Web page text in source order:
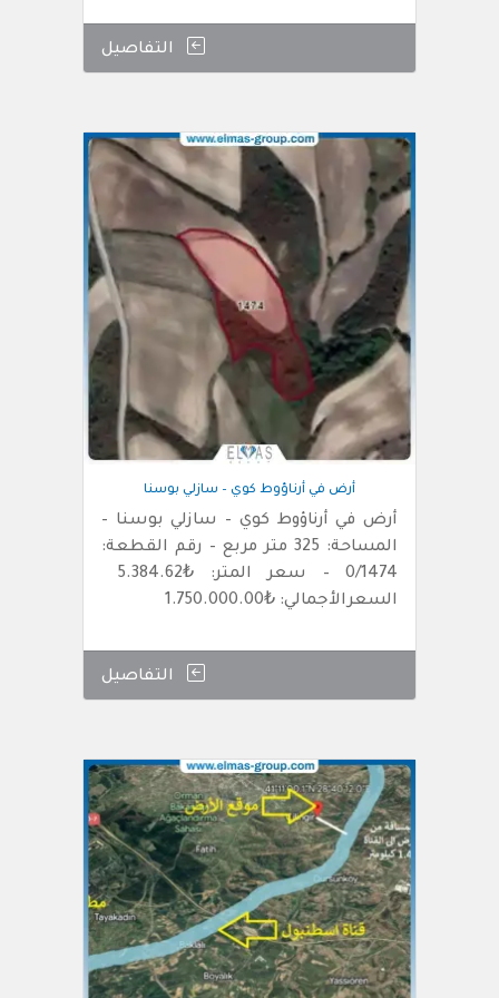
التفاصيل
أرض في أرناؤوط كوي – سازلي بوسنا
أرض في أرناؤوط كوي – سازلي بوسنا –
المساحة: 325 متر مربع – رقم القطعة:
السعرالأجمالي: ₺1.750.000.00
التفاصيل